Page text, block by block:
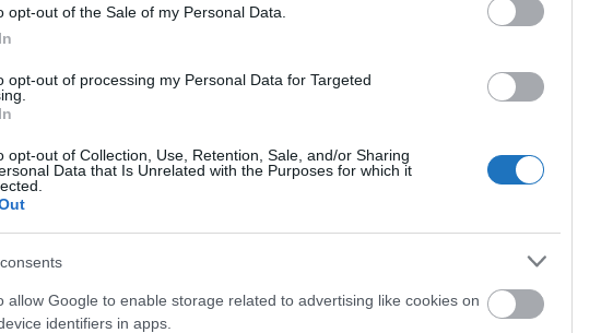
opt-out of the Sale of my Personal Data.
opt-out of processing my Personal Data for Targeted
opt-out of Collection, Use, Retention, Sale, and/or Sharing
Data that Is Unrelated with the Purposes for which it
allow Google to enable storage related to advertising like cookies on
identifiers in apps.
a tavalyihoz képest 34 ezerrel 904 ezer főre nőtt,
időszakához képest. A BAHART személyhajóin
utaztak, ez 6%-os bővülésnek felel meg.
a „leghúzósabb”, ekkor 708 ezernél
hajó fedélzetére
napján, augusztus 9-én utaztak a BAHART-tal,
Emellett augusztus 23-a (a Strand Fesztivál
napja) volt a legforgalmasabb, amikor közel 18-
vagy a személyhajókon.
adom
hogy ne
Spabook-
hozzá a
zárt